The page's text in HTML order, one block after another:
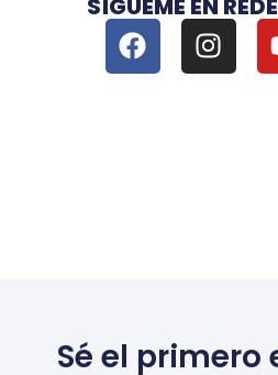
SÍGUEME EN
Sé el primero